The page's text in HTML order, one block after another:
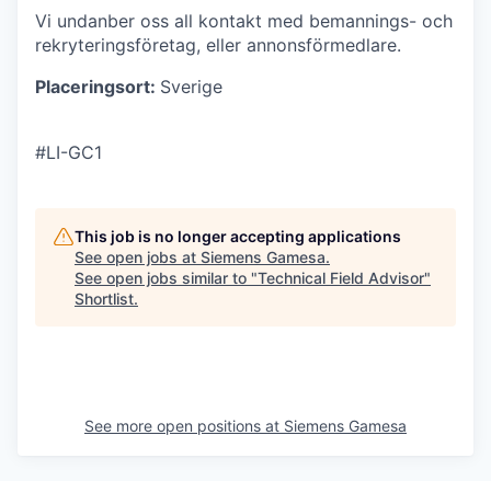
Vi undanber oss all kontakt med bemannings- och
rekryteringsföretag, eller annonsförmedlare.
Placeringsort: Sverige
#LI-GC1
This job is no longer accepting applications
See open jobs at Siemens Gamesa.
See open jobs similar to "Technical Field Advisor"
Shortlist.
See more open positions at Siemens Gamesa